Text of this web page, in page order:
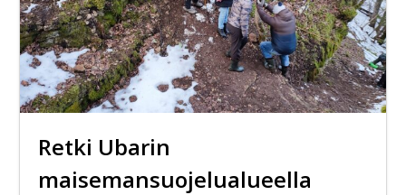
Retki Ubarin
maisemansuojelualueella